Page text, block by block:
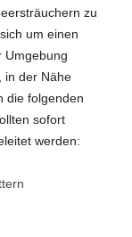
zu
um einen
Umgebung
in der Nähe
die folgenden
sofort
werden: